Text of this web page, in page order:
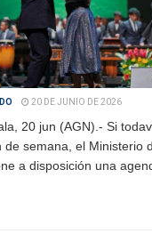
20 DE JUNIO DE 2026
20 jun (AGN).- Si
de semana, el Ministerio
a disposición una